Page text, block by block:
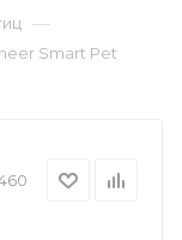
—
Smart Pet